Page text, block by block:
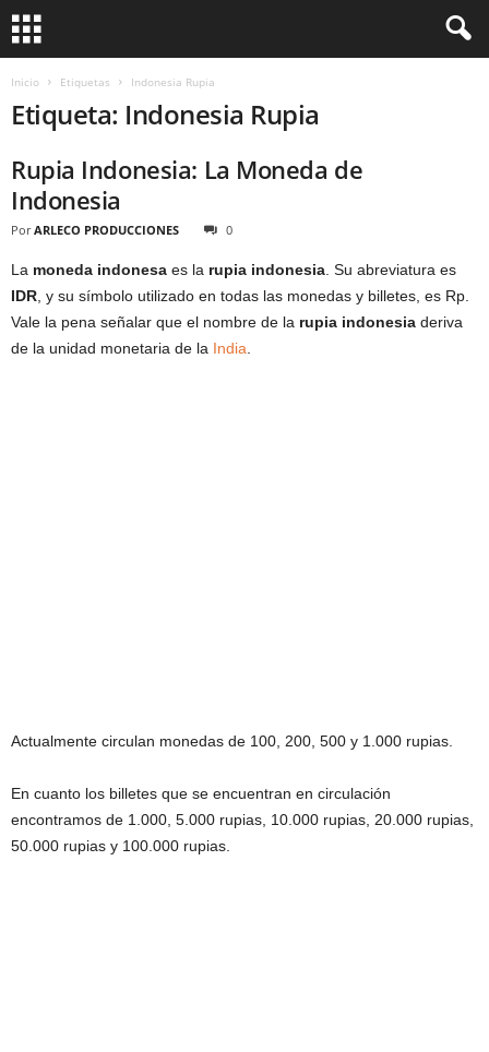
Inicio Etiquetas Indonesia Rupia
Etiqueta: Indonesia Rupia
Rupia Indonesia: La Moneda de
Indonesia
Por ARLECO PRODUCCIONES 0
La moneda indonesa es la rupia indonesia . Su abreviatura es
IDR , y su símbolo utilizado en todas las monedas y billetes, es Rp.
Vale la pena señalar que el nombre de la rupia indonesia deriva
de la unidad monetaria de la India
Actualmente circulan monedas de 100, 200, 500 y 1.000 rupias.
En cuanto los billetes que se encuentran en circulación
encontramos de 1.000, 5.000 rupias, 10.000 rupias, 20.000 rupias,
50.000 rupias y 100.000 rupias.